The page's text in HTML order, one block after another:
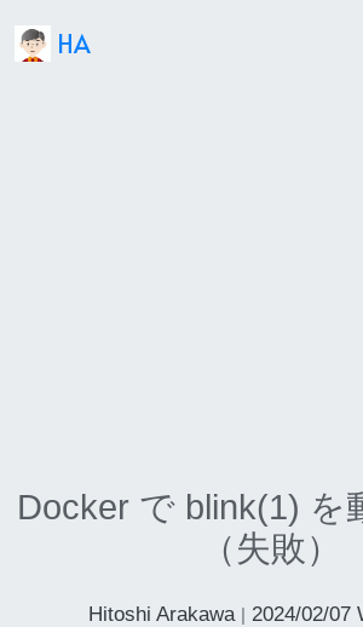
HA
Docker で blink(1) を
（失敗）
Hitoshi Arakawa 2024/02/07